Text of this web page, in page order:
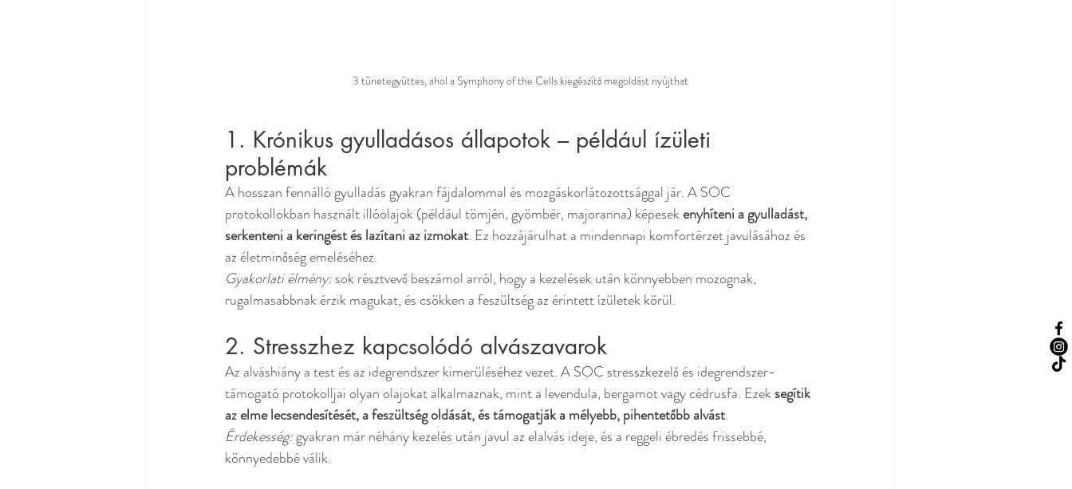
3 tünetegyüttes, ahol a Symphony of the Cells kiegészítő megoldást nyújthat
1. Krónikus gyulladásos állapotok – például ízületi
problémák
A hosszan fennálló gyulladás gyakran fájdalommal és mozgáskorlátozottsággal jár. A SOC
protokollokban használt illóolajok (például tömjén, gyömbér, majoranna) képesek enyhíteni a gyulladást,
serkenteni a keringést és lazítani az izmokat. Ez hozzájárulhat a mindennapi komfortérzet javulásához és
az életminőség emeléséhez.
Gyakorlati élmény: sok résztvevő beszámol arról, hogy a kezelések után könnyebben mozognak,
rugalmasabbnak érzik magukat, és csökken a feszültség az érintett ízületek körül.
2. Stresszhez kapcsolódó alvászavarok
Az alváshiány a test és az idegrendszer kimerüléséhez vezet. A SOC stresszkezelő és idegrendszer-
támogató protokolljai olyan olajokat alkalmaznak, mint a levendula, bergamot vagy cédrusfa. Ezek segítik
az elme lecsendesítését, a feszültség oldását, és támogatják a mélyebb, pihentetőbb alvást.
Érdekesség: gyakran már néhány kezelés után javul az elalvás ideje, és a reggeli ébredés frissebbé,
könnyedebbé válik.